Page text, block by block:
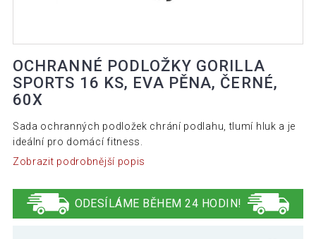
OCHRANNÉ PODLOŽKY GORILLA
SPORTS 16 KS, EVA PĚNA, ČERNÉ,
60X
Sada ochranných podložek chrání podlahu, tlumí hluk a je
ideální pro domácí fitness.
Zobrazit podrobnější popis
ODESÍLÁME BĚHEM 24 HODIN!